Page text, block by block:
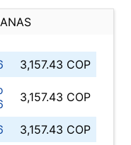
3,157.43 COP
3,157.43 COP
3,157.43 COP